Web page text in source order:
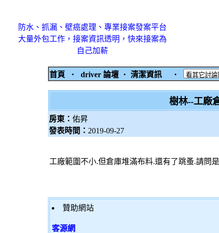
防水、抓漏、壁癌處理、專業接案發案平台
大量外包工作，接案資訊透明，快來接案為
自己加薪
首頁 ‧ driver 論壇 ‧ 清潔資訊 ‧
樹林--工廠
房東： 佑昇
發表時間： 2019-09-27
工廠範圍不小.但倉庫堆滿布料.還有了跳蚤.請問
贊助網站
客源網